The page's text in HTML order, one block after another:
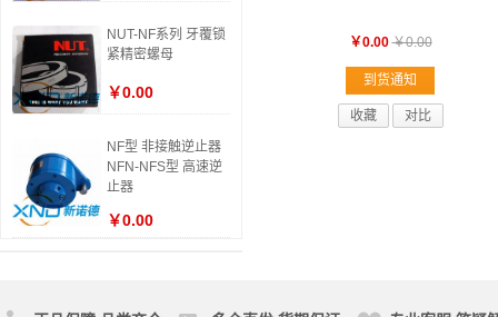
NUT-NF系列 牙覆锁
紧精密螺母
￥0.00
NF型 非接触逆止器
NFN-NFS型 高速逆
止器
￥0.00
￥0.00 ￥0.00
到货通知
收藏 对比